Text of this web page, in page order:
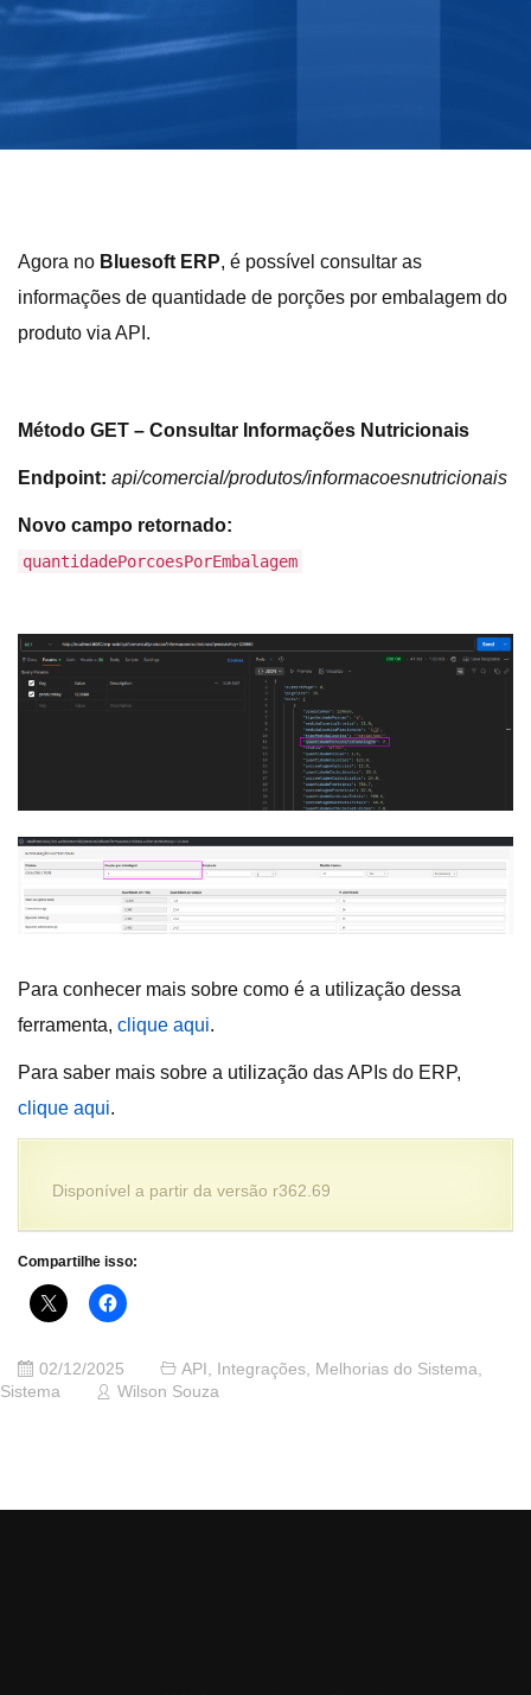
Agora no Bluesoft ERP, é possível consultar as
informações de quantidade de porções por embalagem do
produto via API.
Método GET – Consultar Informações Nutricionais
Endpoint: api/comercial/produtos/informacoesnutricionais
Novo campo retornado:
quantidadePorcoesPorEmbalagem
Para conhecer mais sobre como é a utilização dessa
ferramenta, clique aqui.
Para saber mais sobre a utilização das APIs do ERP,
clique aqui.
Disponível a partir da versão r362.69
Compartilhe isso:
02/12/2025 API Integrações Melhorias do Sistema
Sistema
Wilson Souza